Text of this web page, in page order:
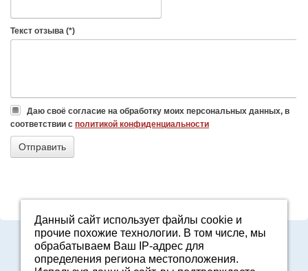
Текст отзыва (*)
Даю своё согласие на обработку моих персональных данных, в
соответствии с политикой конфиденциальности
8-800-7000-371
2161601@agro96.ru
Политика конфиденциальности
Данный сайт использует файлы cookie и
прочие похожие технологии. В том числе, мы
обрабатываем Ваш IP-адрес для
определения региона местоположения.